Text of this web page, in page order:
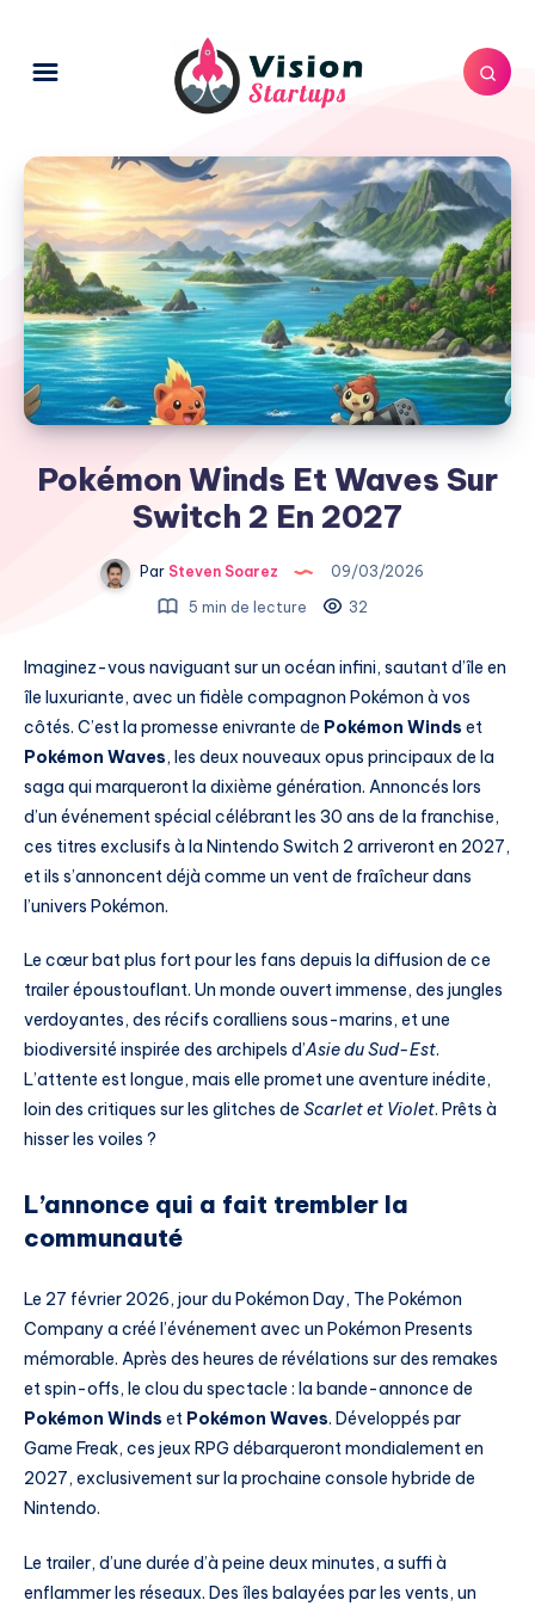
Pokémon Winds Et Waves Sur
Switch 2 En 2027
ParSteven Soarez
09/03/2026
5 min de lecture
32
Imaginez-vous naviguant sur un océan infini, sautant d’île en
île luxuriante, avec un fidèle compagnon Pokémon à vos
côtés. C’est la promesse enivrante de Pokémon Winds et
Pokémon Waves, les deux nouveaux opus principaux de la
saga qui marqueront la dixième génération. Annoncés lors
d’un événement spécial célébrant les 30 ans de la franchise,
ces titres exclusifs à la Nintendo Switch 2 arriveront en 2027,
et ils s’annoncent déjà comme un vent de fraîcheur dans
l’univers Pokémon.
Le cœur bat plus fort pour les fans depuis la diffusion de ce
trailer époustouflant. Un monde ouvert immense, des jungles
verdoyantes, des récifs coralliens sous-marins, et une
biodiversité inspirée des archipels d’Asie du Sud-Est.
L’attente est longue, mais elle promet une aventure inédite,
loin des critiques sur les glitches de Scarlet et Violet. Prêts à
hisser les voiles ?
L’annonce qui a fait trembler la
communauté
Le 27 février 2026, jour du Pokémon Day, The Pokémon
Company a créé l’événement avec un Pokémon Presents
mémorable. Après des heures de révélations sur des remakes
et spin-offs, le clou du spectacle : la bande-annonce de
Pokémon Winds et Pokémon Waves. Développés par
Game Freak, ces jeux RPG débarqueront mondialement en
2027, exclusivement sur la prochaine console hybride de
Nintendo.
Le trailer, d’une durée d’à peine deux minutes, a suffi à
enflammer les réseaux. Des îles balayées par les vents, un